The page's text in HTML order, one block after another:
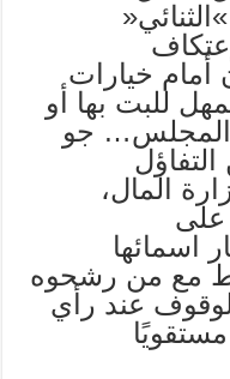
أمام خيارات
للبت بها أو
المجلس… جو
المال،
على
اسمائها
مع من رشحوه
عند رأي
مستقويًا